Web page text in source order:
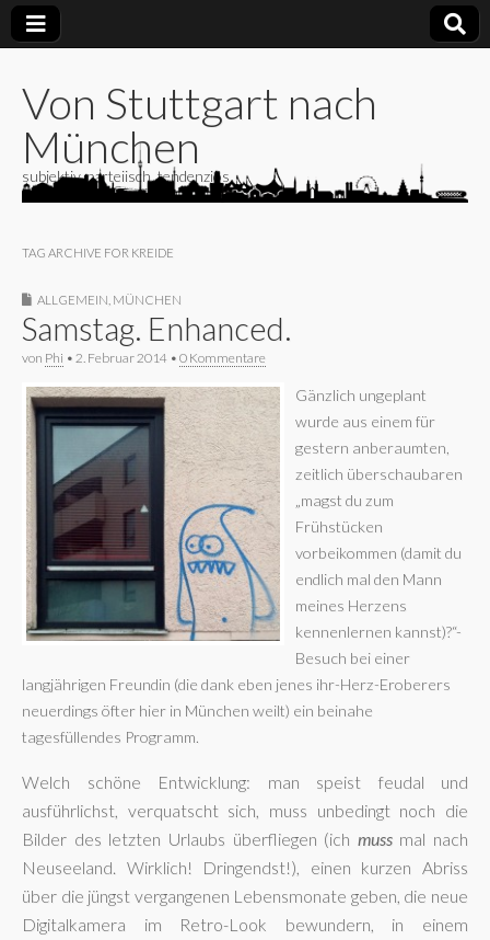
Von Stuttgart nach
München
subjektiv, parteiisch, tendenziös
TAG ARCHIVE FOR KREIDE
ALLGEMEIN MÜNCHEN
Samstag. Enhanced.
von Phi • 2. Februar 2014 • 0 Kommentare
Gänzlich ungeplant
wurde aus einem für
gestern anberaumten,
zeitlich überschaubaren
„magst du zum
Frühstücken
vorbeikommen (damit du
endlich mal den Mann
meines Herzens
kennenlernen kannst)?“-
Besuch bei einer
langjährigen Freundin (die dank eben jenes ihr-Herz-Eroberers
neuerdings öfter hier in München weilt) ein beinahe
tagesfüllendes Programm.
Welch schöne Entwicklung: man speist feudal und
ausführlichst, verquatscht sich, muss unbedingt noch die
Bilder des letzten Urlaubs überfliegen (ich mussmal nach
Neuseeland. Wirklich! Dringendst!), einen kurzen Abriss
über die jüngst vergangenen Lebensmonate geben, die neue
Digitalkamera im Retro-Look bewundern, in einem